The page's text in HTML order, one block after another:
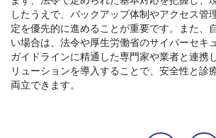
したうえで、バックアップ体制やアクセス管
定を優先的に進めることが重要です。また、
い場合は、法令や厚生労働省のサイバーセキ
ガイドラインに精通した専門家や業者と連携
リューションを導入することで、安全性と診
両立できます。